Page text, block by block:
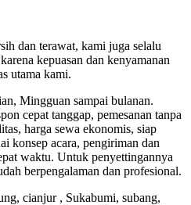
dan terawat, kami juga selalu
kepuasan dan kenyamanan
utama kami.
Mingguan sampai bulanan.
cepat tanggap, pemesanan tanpa
harga sewa ekonomis, siap
konsep acara, pengiriman dan
waktu. Untuk penyettingannya
berpengalaman dan profesional.
cianjur , Sukabumi, subang,